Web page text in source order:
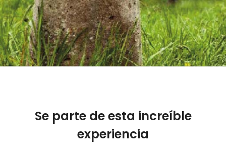
Se parte de esta increíble
experiencia